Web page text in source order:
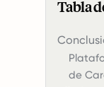
Tabla
de